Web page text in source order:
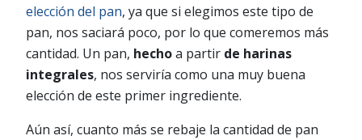
elección del pan, ya que si elegimos este tipo de
pan, nos saciará poco, por lo que comeremos más
cantidad. Un pan, hechoa partir de harinas
integrales, nos serviría como una muy buena
elección de este primer ingrediente.
Aún así, cuanto más se rebaje la cantidad de pan